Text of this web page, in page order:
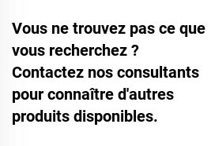
Vous ne trouvez pas ce que
vous recherchez ?
Contactez nos consultants
pour connaître d'autres
produits disponibles.